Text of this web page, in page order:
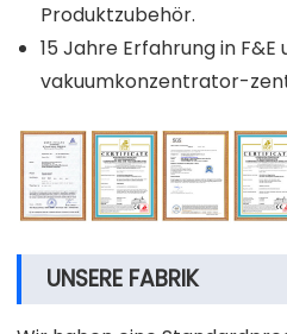
Produktzubehör.
15 Jahre Erfahrung in
vakuumkonzentrator-
UNSERE FABRIK